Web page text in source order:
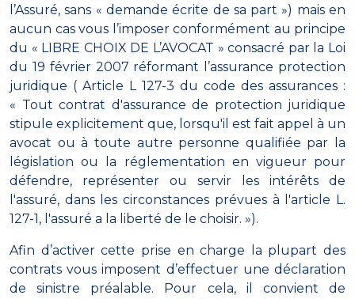
l’Assuré, sans « demande écrite de sa part ») mais en
aucun cas vous l’imposer conformément au principe
du « LIBRE CHOIX DE L’AVOCAT » consacré par la Loi
du 19 février 2007 réformant l’assurance protection
juridique ( Article L 127-3 du code des assurances :
« Tout contrat d'assurance de protection juridique
stipule explicitement que, lorsqu'il est fait appel à un
avocat ou à toute autre personne qualifiée par la
législation ou la réglementation en vigueur pour
défendre, représenter ou servir les intérêts de
l'assuré, dans les circonstances prévues à l'article L.
127-1, l'assuré a la liberté de le choisir. »).
Afin d’activer cette prise en charge la plupart des
contrats vous imposent d’effectuer une déclaration
de sinistre préalable. Pour cela, il convient de